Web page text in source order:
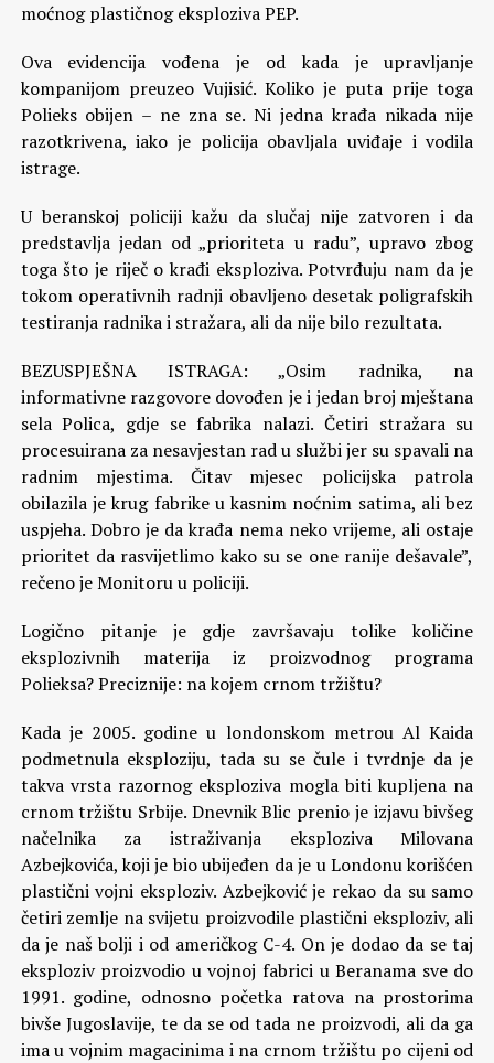
moćnog plastičnog eksploziva PEP.
Ova evidencija vođena je od kada je upravljanje
kompanijom preuzeo Vujisić. Koliko je puta prije toga
Polieks obijen – ne zna se. Ni jedna krađa nikada nije
razotkrivena, iako je policija obavljala uviđaje i vodila
istrage.
U beranskoj policiji kažu da slučaj nije zatvoren i da
predstavlja jedan od „prioriteta u radu”, upravo zbog
toga što je riječ o krađi eksploziva. Potvrđuju nam da je
tokom operativnih radnji obavljeno desetak poligrafskih
testiranja radnika i stražara, ali da nije bilo rezultata.
BEZUSPJEŠNA ISTRAGA: „Osim radnika, na
informativne razgovore dovođen je i jedan broj mještana
sela Polica, gdje se fabrika nalazi. Četiri stražara su
procesuirana za nesavjestan rad u službi jer su spavali na
radnim mjestima. Čitav mjesec policijska patrola
obilazila je krug fabrike u kasnim noćnim satima, ali bez
uspjeha. Dobro je da krađa nema neko vrijeme, ali ostaje
prioritet da rasvijetlimo kako su se one ranije dešavale”,
rečeno je Monitoru u policiji.
Logično pitanje je gdje završavaju tolike količine
eksplozivnih materija iz proizvodnog programa
Polieksa? Preciznije: na kojem crnom tržištu?
Kada je 2005. godine u londonskom metrou Al Kaida
podmetnula eksploziju, tada su se čule i tvrdnje da je
takva vrsta razornog eksploziva mogla biti kupljena na
crnom tržištu Srbije. Dnevnik Blic prenio je izjavu bivšeg
načelnika za istraživanja eksploziva Milovana
Azbejkovića, koji je bio ubijeđen da je u Londonu korišćen
plastični vojni eksploziv. Azbejković je rekao da su samo
četiri zemlje na svijetu proizvodile plastični eksploziv, ali
da je naš bolji i od američkog C-4. On je dodao da se taj
eksploziv proizvodio u vojnoj fabrici u Beranama sve do
1991. godine, odnosno početka ratova na prostorima
bivše Jugoslavije, te da se od tada ne proizvodi, ali da ga
ima u vojnim magacinima i na crnom tržištu po cijeni od